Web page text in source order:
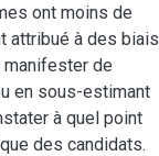
ont moins de
attribué à des biais
de
en sous-estimant
à quel point
des candidats.